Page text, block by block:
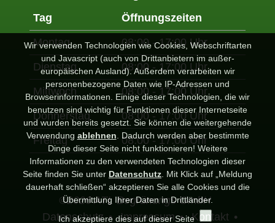
Tag
Öffnungszeiten
Montag
08:00 - 17:00 Uhr
Dienstag
08:00 - 17:00 Uhr
Mittwoch
08:00 - 17:00 Uhr
Donnerstag
08:00 - 17:00 Uhr
Freitag
08:00 - 17:00 Uhr
©2026ATL Begrünungs GmbH
Datenschutz • Impressum • Kontakt •
Wir verwenden Technologien wie Cookies, Webschriftarten
und Javascript (auch von Drittanbietern im außer-
europäischen Ausland). Außerdem verarbeiten wir
personenbezogene Daten wie IP-Adressen und
Browserinformationen. Einige dieser Technologien, die wir
benutzen sind wichtig für Funktionen dieser Internetseite
und wurden bereits gesetzt. Sie können die weitergehende
Verwendung ablehnen
Dadurch werden aber bestimmte
Dinge dieser Seite nicht funktionieren! Weitere
Informationen zu den verwendeten Technologien dieser
Seite finden Sie unter Datenschutz . Mit Klick auf „Meldung
dauerhaft schließen“ akzeptieren Sie alle Cookies und die
Übermittlung Ihrer Daten in Drittländer.
Ich akzeptiere dies auf dieser Seite